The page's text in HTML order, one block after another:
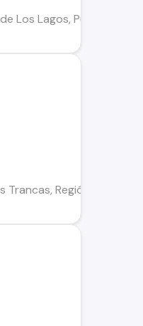
de Los Lagos, Puerto
Trancas, Región de